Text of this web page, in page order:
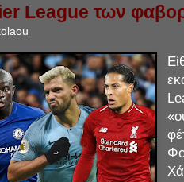
League των